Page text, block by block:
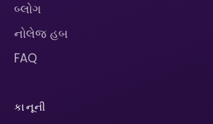
બ્લોગ
નોલેજ હબ
FAQ
કાનૂની